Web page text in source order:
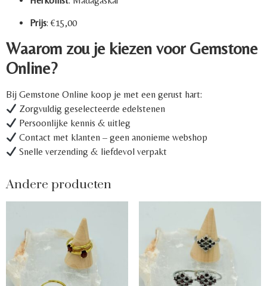
Prijs: €15,00
Waarom zou je kiezen voor Gemstone
Online?
Bij Gemstone Online koop je met een gerust hart:
Zorgvuldig geselecteerde edelstenen
Persoonlijke kennis & uitleg
Contact met klanten – geen anonieme webshop
Snelle verzending & liefdevol verpakt
Andere producten